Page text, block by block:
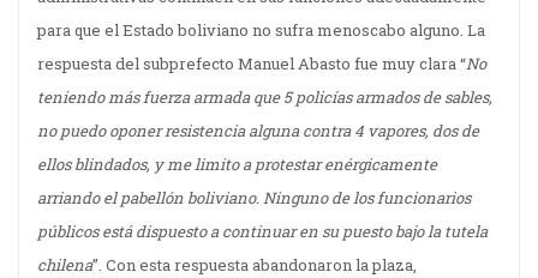
para que el Estado boliviano no sufra menoscabo alguno. La
respuesta del subprefecto Manuel Abasto fue muy clara “No
teniendo más fuerza armada que 5 policías armados de sables,
no puedo oponer resistencia alguna contra 4 vapores, dos de
ellos blindados, y me limito a protestar enérgicamente
arriando el pabellón boliviano. Ninguno de los funcionarios
públicos está dispuesto a continuar en su puesto bajo la tutela
chilena”. Con esta respuesta abandonaron la plaza,